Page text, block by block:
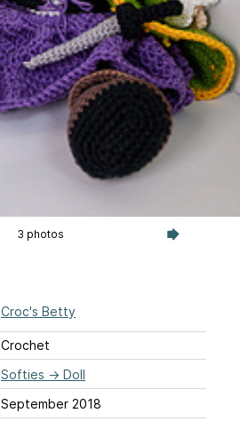
3 photos
Croc's Betty
Crochet
Softies → Doll
September 2018